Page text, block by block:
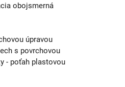
obojsmerná
úpravou
s povrchovou
- poťah plastovou